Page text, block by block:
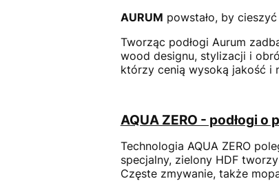
AURUM powstało, by
Tworząc podłogi Aurum
wood designu, stylizacji i
którzy cenią wysoką jakość i
AQUA ZERO - podłogi
Technologia AQUA ZERO
specjalny, zielony HDF
Częste zmywanie, także